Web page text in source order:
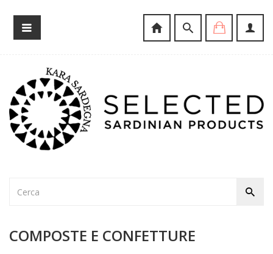
COMPOSTE E CONFETTURE